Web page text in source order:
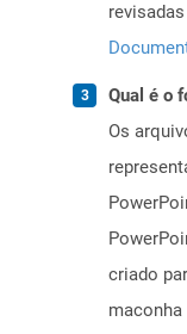
Qual é o
Os
criado